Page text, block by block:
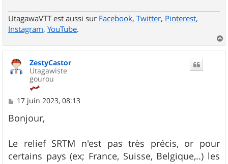
UtagawaVTT est aussi sur Facebook, Twitter, Pinterest,
Instagram, YouTube.
a
ZestyCastor
Utagawiste
gourou
M
s
s
g
e
17 juin 2023, 08:13
Bonjour,
Le relief SRTM n'est pas très précis, or pour
certains pays (ex; France, Suisse, Belgique,..) les